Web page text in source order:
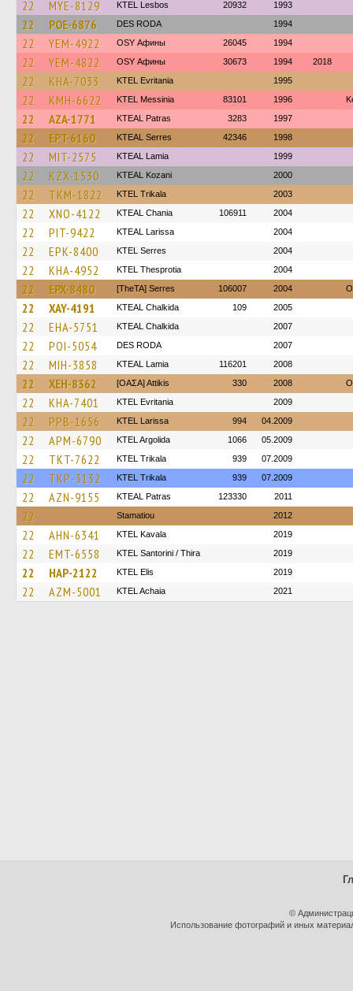
22 MYE-8129 KTEL Lesbos 20932 1993
22 POE-6876 DES RODA 1994
22 YEM-4922 OSY Афины 26045 1994
22 YEM-4822 OSY Афины 30673 1994 2018
22 KHA-7033 ΚΤΕL Evritania 1995
22 KMH-6622 KTEL Messinia 83101 1996
22 AZA-1771 KTEAL Patras 3283 1997
22 EPT-6160 KTEAL Serres 42346 1998
22 MIT-2575 KTEAL Lamia 1999
22 KZX-1530 KTEAL Kozani 2000
22 TKM-1822 ΚΤΕL Τrikala 2003
22 XNO-4122 KTEAL Chania 106911 2004
22 PIT-9422 KTEAL Larissa 2004
22 EPK-8400 KTEL Serres 2004
22 KHA-4952 KTEL Thesprotia 2004
22 EPX-8480 [TheTA] Serres 106007 2004
22 XAY-4191 KTEAL Chalkida 109 2005
22 EHA-5751 KTEAL Chalkida 2007
22 POI-5054 DES RODA 2007
22 MIH-3858 KTEAL Lamia 116201 2008
22 XEH-8362 [ΟΑΣΑ] Αttikis 330 2008
22 KHA-7401 ΚΤΕL Evritania 2009
22 PPB-1656 KTEL Larissa 994 04.2009
22 APM-6790 KTEL Argolida 1066 05.2009
22 TKT-7622 ΚΤΕL Τrikala 939 07.2009
22 TKP-3132 ΚΤΕL Τrikala 939 07.2009
22 AZN-9155 KTEAL Patras 123330 2011
22 Stamatiou 2012
22 AHN-6341 KTEL Kavala 2019
22 EMT-6558 KTEL Santorini / Thira 2019
22 HAP-2122 KTEL Elis 2019
22 AZM-5001 KTEL Achaia 2021
©
Использование фотографий и иных